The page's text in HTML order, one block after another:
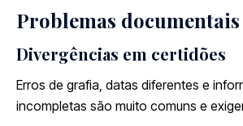
Problemas
Divergências em certidões
Erros de grafia, datas diferentes e
incompletas são muito comuns e